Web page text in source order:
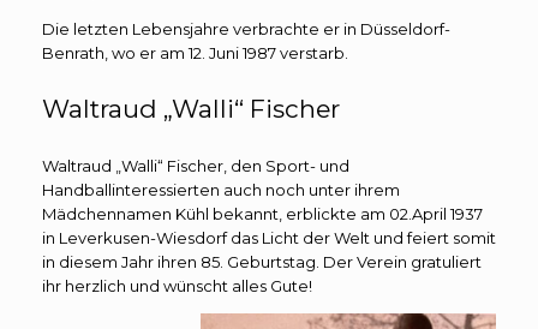
Die letzten Lebensjahre verbrachte er in Düsseldorf-
Benrath, wo er am 12. Juni 1987 verstarb.
Waltraud „Walli“ Fischer
Waltraud „Walli“ Fischer, den Sport- und
Handballinteressierten auch noch unter ihrem
Mädchennamen Kühl bekannt, erblickte am 02.April 1937
in Leverkusen-Wiesdorf das Licht der Welt und feiert somit
in diesem Jahr ihren 85. Geburtstag. Der Verein gratuliert
ihr herzlich und wünscht alles Gute!